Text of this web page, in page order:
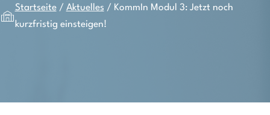
Startseite / Aktuelles / KommIn Modul 3: Jetzt noch
kurzfristig einsteigen!